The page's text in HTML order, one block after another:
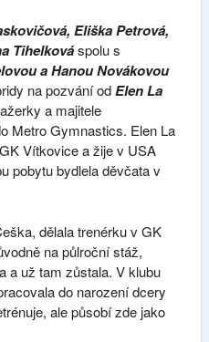
Eliška Petrová,
Tihelkováspolu s
a Hanou Novákovou
na pozvání odElen La
a majitele
Metro Gymnastics. Elen La
Vítkovice a žije v USA
pobytu bydlela děvčata v
dělala trenérku v GK
na půlroční stáž,
a už tam zůstala. V klubu
do narození dcery
ale působí zde jako